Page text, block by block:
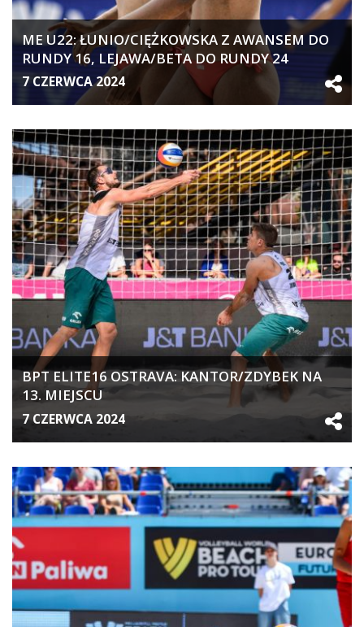
ME U22: ŁUNIO/CIĘŻKOWSKA Z AWANSEM DO
RUNDY 16, LEJAWA/BETA DO RUNDY 24
7 CZERWCA 2024
BPT ELITE16 OSTRAVA: KANTOR/ZDYBEK NA
13. MIEJSCU
7 CZERWCA 2024